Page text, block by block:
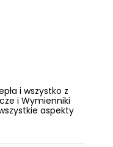
i wszystko z
i Wymienniki
aspekty